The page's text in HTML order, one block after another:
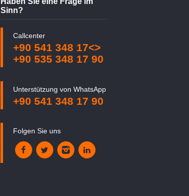
Sinn?
Callcenter
+90 541 348 17<>
+90 535 348 17 90
Unterstützung von WhatsApp
+90 541 348 17 90
Folgen Sie uns